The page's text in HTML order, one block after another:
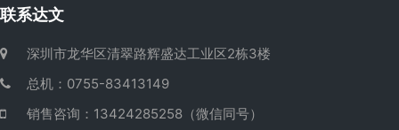
联系达文
深圳市龙华区清翠路辉盛达工业区2栋3楼
总机：0755-83413149
销售咨询：13424285258（微信同号）